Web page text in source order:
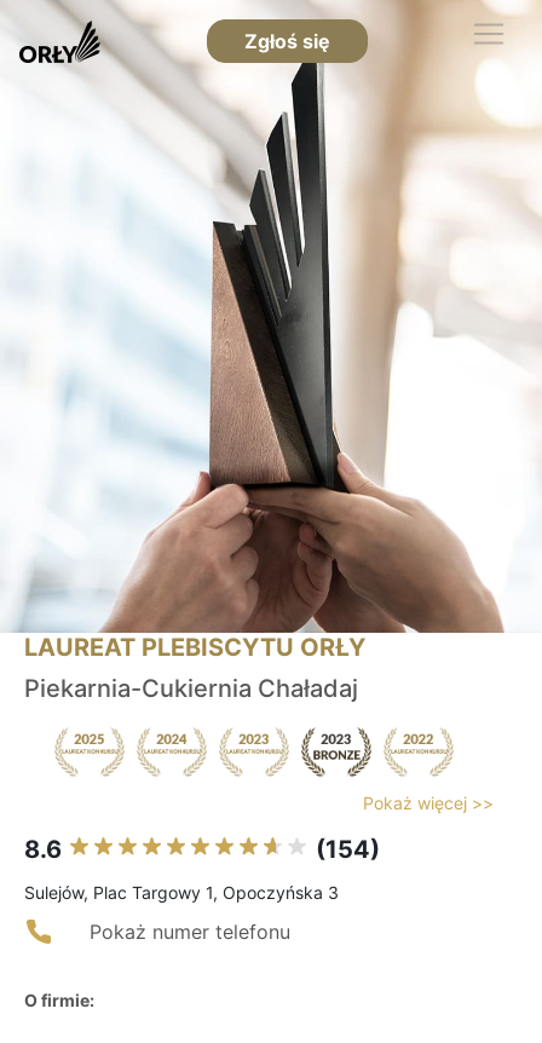
Zgłoś się
LAUREAT PLEBISCYTU ORŁY
Piekarnia-Cukiernia Chaładaj
Pokaż więcej >>
8.6 (154)
Sulejów, Plac Targowy 1, Opoczyńska 3
Pokaż numer telefonu
O firmie: